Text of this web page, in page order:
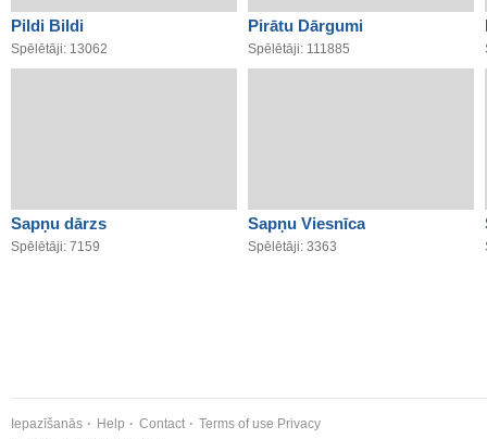
Pildi Bildi
Spēlētāji: 13062
Pirātu Dārgumi
Spēlētāji: 111885
Sapņu dārzs
Spēlētāji: 7159
Sapņu Viesnīca
Spēlētāji: 3363
Iepazīšanās Help Contact Terms of use Privacy